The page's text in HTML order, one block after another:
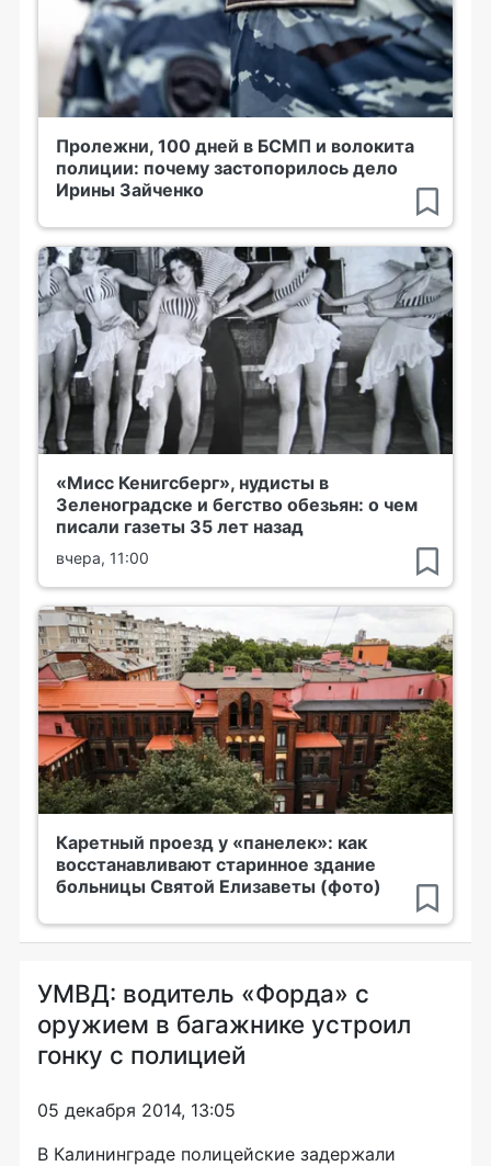
Пролежни, 100 дней в БСМП и волокита
полиции: почему застопорилось дело
Ирины Зайченко
«Мисс Кенигсберг», нудисты в
Зеленоградске и бегство обезьян: о чем
писали газеты 35 лет назад
вчера, 11:00
Каретный проезд у «панелек»: как
восстанавливают старинное здание
больницы Святой Елизаветы (фото)
УМВД: водитель «Форда» с
оружием в багажнике устроил
гонку с полицией
05 декабря 2014, 13:05
В Калининграде полицейские задержали